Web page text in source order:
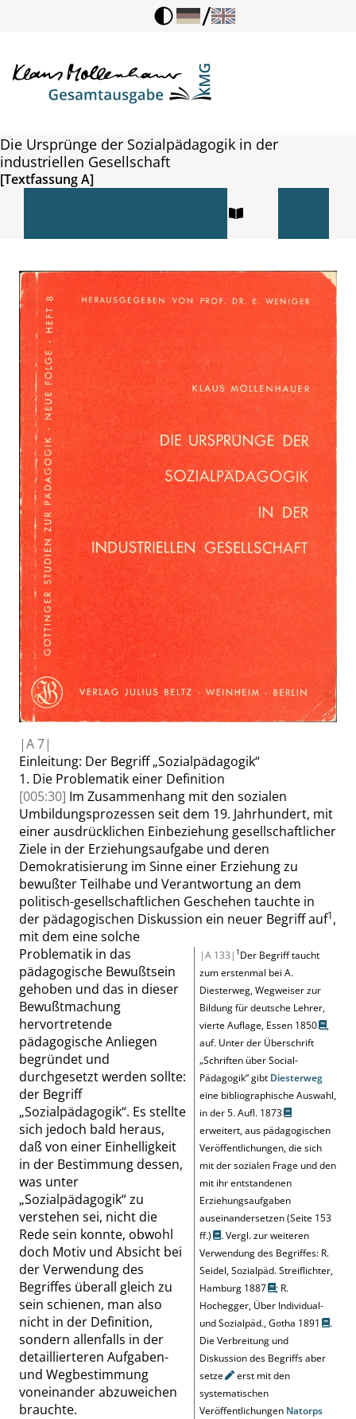
/
Die Ursprünge der Sozialpädagogik in der
industriellen Gesellschaft
[Textfassung A]
|A7|
Einleitung: Der Begriff„Sozialpädagogik“
1. Die Problematik einer Definition
[005:30] Im Zusammenhang mit den sozialen
Umbildungsprozessen seit dem 19. Jahrhundert, mit
einer ausdrücklichen Einbeziehung gesellschaftlicher
Ziele in der Erziehungsaufgabe und deren
Demokratisierung im Sinne einer Erziehung zu
bewußter Teilhabe und Verantwortung an dem
politisch-gesellschaftlichen Geschehen tauchte in
der pädagogischen Diskussion ein neuer Begriff auf1
|A 133| 1Der Begriff taucht
zum erstenmal bei A.
Diesterweg, Wegweiser zur
Bildung für deutsche Lehrer,
vierte Auflage, Essen 1850
,
auf. Unter der Überschrift
„Schriften über Social-
Pädagogik“gibt Diesterweg
eine bibliographische Auswahl,
in der5. Aufl. 1873
erweitert, aus pädagogischen
Veröffentlichungen, die sich
mit der sozialen Frage und den
mit ihr entstandenen
Erziehungsaufgaben
auseinandersetzen(Seite 153
ff.)
. Vergl. zur weiteren
Verwendung des Begriffes: R.
Seidel, Sozialpäd. Streiflichter,
Hamburg 1887
; R.
Hochegger, Über Individual-
und Sozialpäd., Gotha 1891
.
Die Verbreitung und
Diskussion des Begriffs aber
setze
erst mit den
systematischen
Veröffentlichungen Natorps
,
mit dem eine solche
Problematik in das
pädagogische Bewußtsein
gehoben und das in dieser
Bewußtmachung
hervortretende
pädagogische Anliegen
begründet und
durchgesetzt werden sollte:
der Begriff
„Sozialpädagogik“. Es stellte
sich jedoch bald heraus,
daß von einer Einhelligkeit
in der Bestimmung dessen,
was unter
„Sozialpädagogik“zu
verstehen sei, nicht die
Rede sein konnte, obwohl
doch Motiv und Absicht bei
der Verwendung des
Begriffes überall gleich zu
sein schienen, man also
nicht in der Definition,
sondern allenfalls in der
detaillierteren Aufgaben-
und Wegbestimmung
voneinander abzuweichen
brauchte.